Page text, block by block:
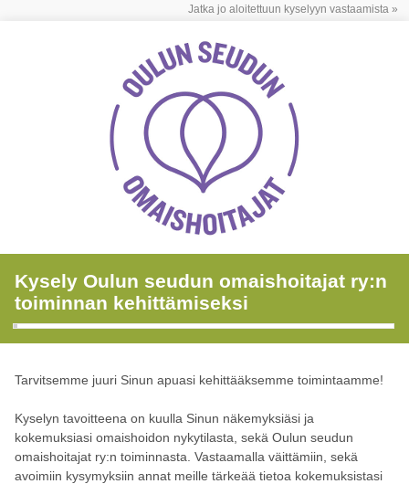
Jatka jo aloitettuun kyselyyn vastaamista »
Kysely Oulun seudun omaishoitajat ry:n
toiminnan kehittämiseksi
Tarvitsemme juuri Sinun apuasi kehittääksemme toimintaamme!
Kyselyn tavoitteena on kuulla Sinun näkemyksiäsi ja
kokemuksiasi omaishoidon nykytilasta, sekä Oulun seudun
omaishoitajat ry:n toiminnasta. Vastaamalla väittämiin, sekä
avoimiin kysymyksiin annat meille tärkeää tietoa kokemuksistasi